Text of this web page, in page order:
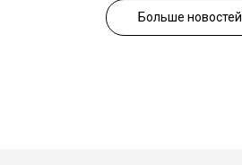
Больше новостей